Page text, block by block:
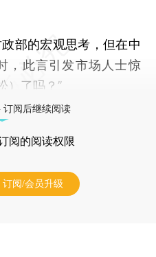
的宏观思考，但在中
，此言引发市场人士惊
）了吗？”
订阅后继续阅读
阅的阅读权限
订阅/会员升级